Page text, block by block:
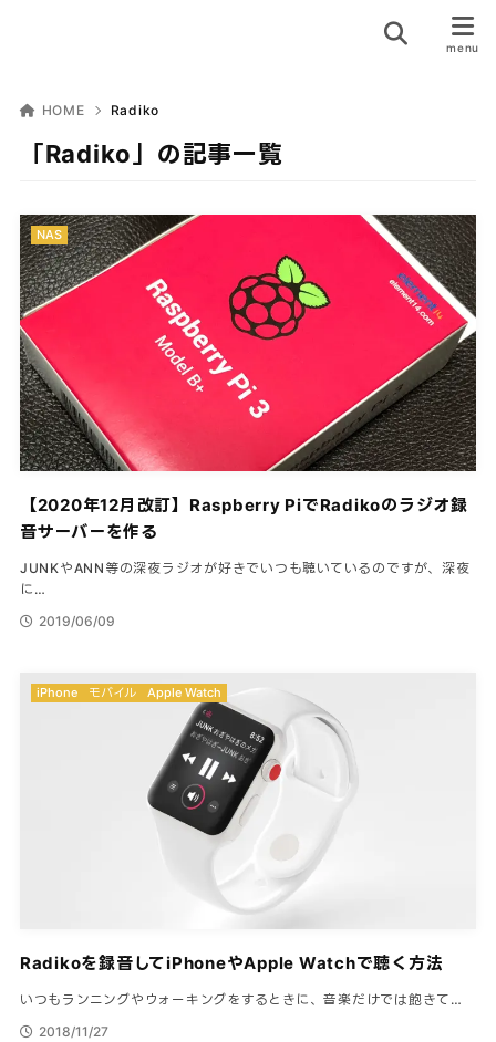
HOME Radiko
「Radiko」の記事一覧
【2020年12月改訂】Raspberry PiでRadikoのラジオ録
音サーバーを作る
JUNKやANN等の深夜ラジオが好きでいつも聴いているのですが、深夜
に…
2019/06/09
NAS
Radikoを録音してiPhoneやApple Watchで聴く方法
いつもランニングやウォーキングをするときに、音楽だけでは飽きて…
2018/11/27
iPhone モバイル Apple Watch